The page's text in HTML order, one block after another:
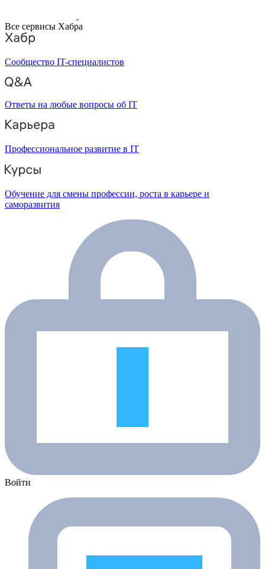
Все сервисы Хабра
Сообщество IT-специалистов
Ответы на любые вопросы об IT
Профессиональное развитие в IT
Обучение для смены профессии, роста в карьере и
саморазвития
Войти